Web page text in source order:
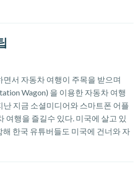
서 자동차 여행이 주목을 받으며
Wagon) 을 이용한 자동차 여행
지금 소셜미디어와 스마트폰 어플
여행을 즐길수 있다. 미국에 살고 있
한국 유튜버들도 미국에 건너와 자